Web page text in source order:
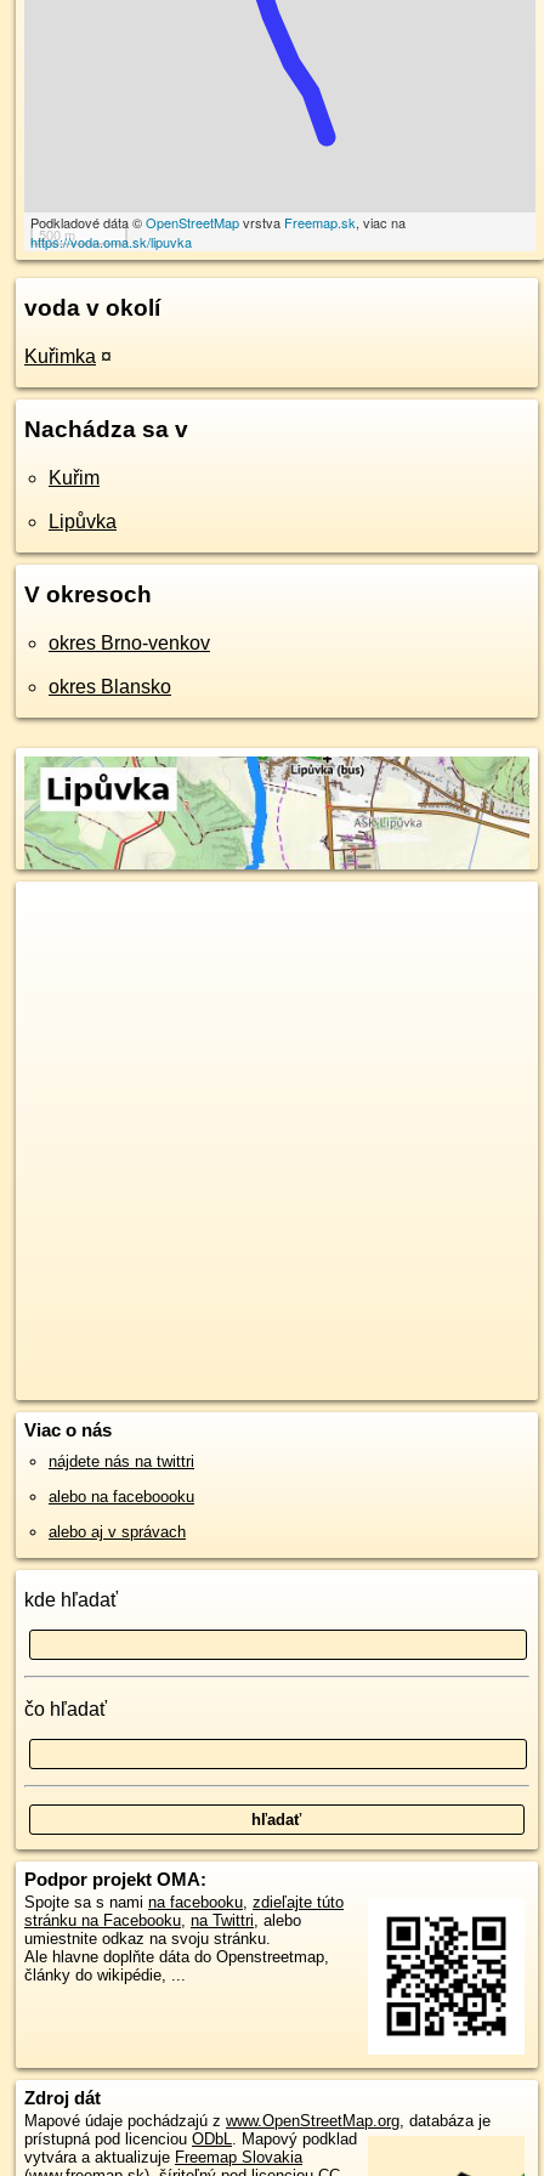
500 m
Podkladové dáta ©OpenStreetMapvrstva Freemap.sk, viac na
https://voda.oma.sk/lipuvka
voda v okolí
Kuřimka ¤
Nachádza sa v
Kuřim
Lipůvka
V okresoch
okres Brno-venkov
okres Blansko
Viac o nás
nájdete nás na twittri
alebo na faceboooku
alebo aj v správach
kde hľadať
čo hľadať
Podpor projekt OMA:
Spojte sa s nami na facebooku, zdieľajte túto
stránku na Facebooku, na Twittri, alebo
umiestnite odkaz na svoju stránku.
Ale hlavne doplňte dáta do Openstreetmap,
články do wikipédie, ...
Zdroj dát
Mapové údaje pochádzajú z www.OpenStreetMap.org, databáza je
prístupná pod licenciou ODbL. Mapový podklad
vytvára a aktualizuje Freemap Slovakia